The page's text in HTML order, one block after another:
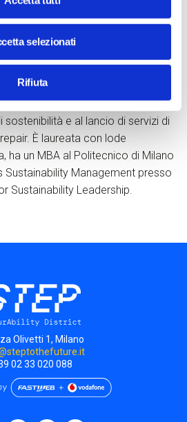
selezionati
Rifiuta
core member della practice
Entrata in BCG nel 2022, è esperta
ha maturato esperienze
YOOX NET-A-PORTER GROUP,
strategie di trasformazione
e al lancio di servizi di
È laureata con lode
ha un MBA al Politecnico di Milano
Sustainability Management presso
Sustainability Leadership.
Olivetti 1, Milano
02 33 020 088